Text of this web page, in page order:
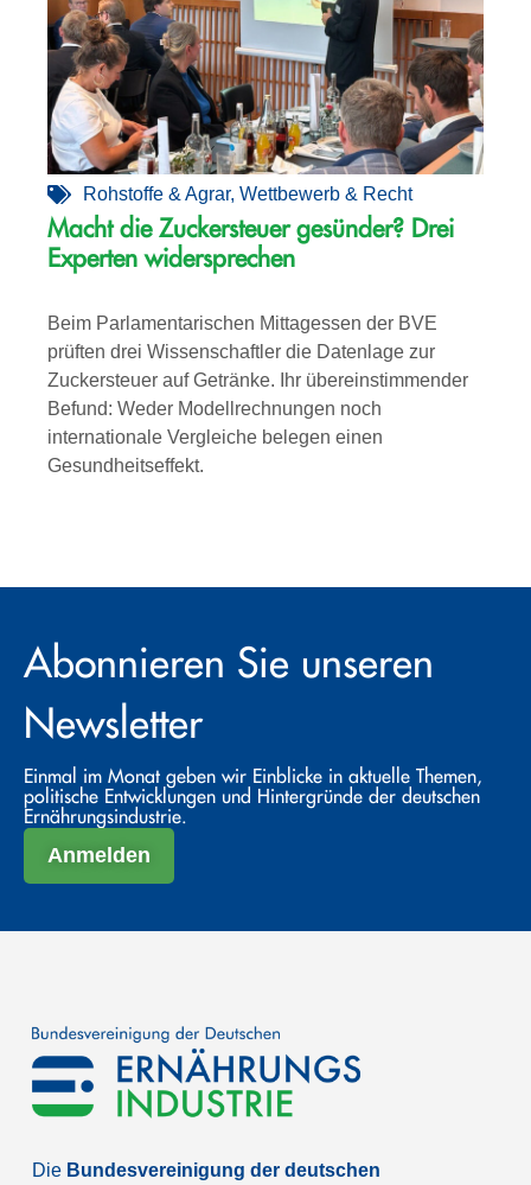
Rohstoffe & Agrar, Wettbewerb & Recht
Macht die Zuckersteuer gesünder? Drei
Experten widersprechen
Beim Parlamentarischen Mittagessen der BVE
prüften drei Wissenschaftler die Datenlage zur
Zuckersteuer auf Getränke. Ihr übereinstimmender
Befund: Weder Modellrechnungen noch
internationale Vergleiche belegen einen
Gesundheitseffekt.
Abonnieren Sie unseren
Newsletter
Einmal im Monat geben wir Einblicke in aktuelle Themen,
politische Entwicklungen und Hintergründe der deutschen
Ernährungsindustrie.
Anmelden
Die Bundesvereinigung der deutschen